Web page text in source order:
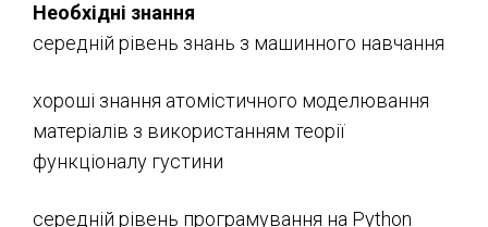
Необхідні знання
середній рівень знань з машинного навчання
хороші знання атомістичного моделювання
матеріалів з використанням теорії
функціоналу густини
середній рівень програмування на Python